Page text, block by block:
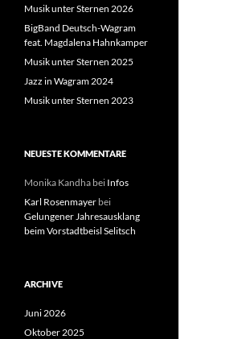
Musik unter Sternen 2026
BigBand Deutsch-Wagram
feat. Magdalena Hahnkamper
Musik unter Sternen 2025
Jazz in Wagram 2024
Musik unter Sternen 2023
NEUESTE KOMMENTARE
Monika Kandha bei Infos
Karl Rosenmayer bei
Gelungener Jahresausklang
beim Vorstadtbeisl Selitsch
ARCHIVE
Juni 2026
Oktober 2025